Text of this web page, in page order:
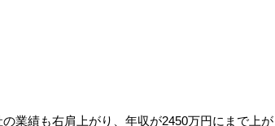
業績も右肩上がり、年収が2450万円にまで上